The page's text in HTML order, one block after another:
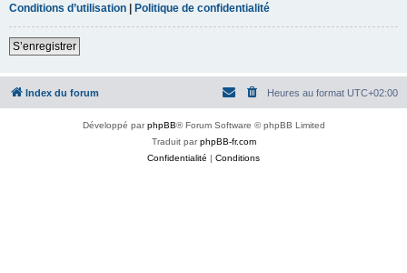
Conditions d’utilisation | Politique de confidentialité
S’enregistrer
Index du forum Heures au format UTC+02:00
Développé parphpBB® Forum Software © phpBB Limited
Traduit parphpBB-fr.com
Confidentialité | Conditions